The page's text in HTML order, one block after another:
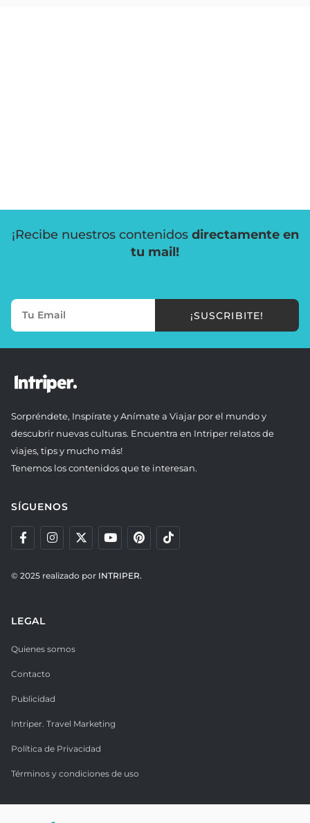
¡Recibe nuestros contenidos directamente en
tu mail!
¡SUSCRIBITE!
Sorpréndete, Inspírate y Anímate a Viajar por el mundo y
descubrir nuevas culturas. Encuentra en Intriper relatos de
viajes, tips y mucho más!
Tenemos los contenidos que te interesan.
SÍGUENOS
© 2025 realizado por INTRIPER.
LEGAL
Quienes somos
Contacto
Publicidad
Intriper. Travel Marketing
Política de Privacidad
Términos y condiciones de uso